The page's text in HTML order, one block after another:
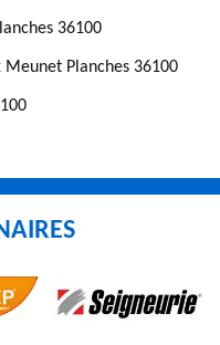
36100
Planches 36100